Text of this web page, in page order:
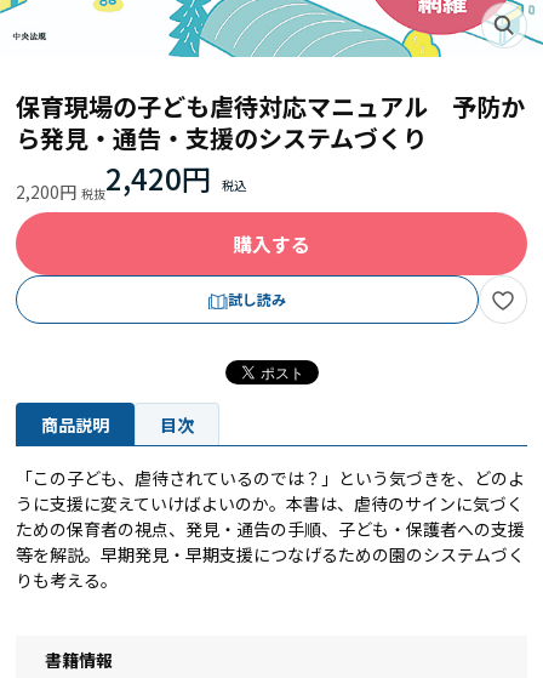
保育現場の子ども虐待対応マニュアル 予防か
ら発見・通告・支援のシステムづくり
2,200円 2,420円
購入する
試し読み
商品説明 目次
「この子ども、虐待されているのでは？」という気づきを、どのよ
うに支援に変えていけばよいのか。本書は、虐待のサインに気づく
ための保育者の視点、発見・通告の手順、子ども・保護者への支援
等を解説。早期発見・早期支援につなげるための園のシステムづく
りも考える。
書籍情報